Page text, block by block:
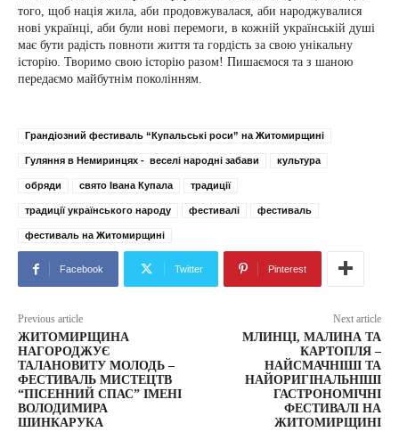
того, щоб нація жила, аби продовжувалася, аби народжувалися
нові українці, аби були нові перемоги, в кожній українській душі
має бути радість повноти життя та гордість за свою унікальну
історію. Творимо свою історію разом! Пишаємося та з шаною
передаємо майбутнім поколінням.
Грандіозний фестиваль “Купальські роси” на Житомирщині
Гуляння в Немиринцях - веселі народні забави культура
обряди свято Івана Купала традиції
традиції українського народу фестивалі фестиваль
фестиваль на Житомирщині
Facebook Twitter Pinterest
Previous article
ЖИТОМИРЩИНА
НАГОРОДЖУЄ
ТАЛАНОВИТУ МОЛОДЬ –
ФЕСТИВАЛЬ МИСТЕЦТВ
“ПІСЕННИЙ СПАС” ІМЕНІ
ВОЛОДИМИРА
ШИНКАРУКА
Next article
МЛИНЦІ, МАЛИНА ТА
КАРТОПЛЯ –
НАЙСМАЧНІШІ ТА
НАЙОРИГІНАЛЬНІШІ
ГАСТРОНОМІЧНІ
ФЕСТИВАЛІ НА
ЖИТОМИРЩИНІ